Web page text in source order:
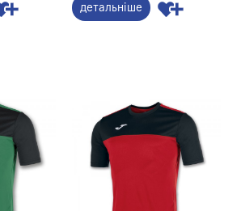
детальніше